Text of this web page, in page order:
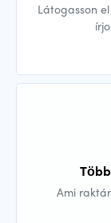
Látogasson
Ami